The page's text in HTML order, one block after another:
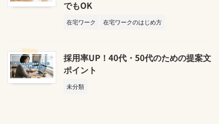
でもOK
在宅ワーク 在宅ワークのはじめ方
採用率UP！40代・50代のための提案文
ポイント
未分類